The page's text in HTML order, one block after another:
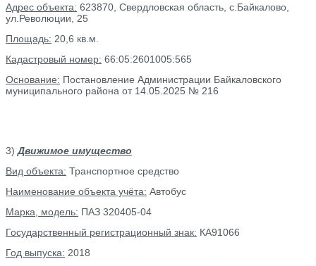
Адрес объекта: 623870, Свердловская область, с.Байкалово,
ул.Революции, 25
Площадь: 20,6 кв.м.
Кадастровый номер: 66:05:2601005:565
Основание: Постановление Администрации Байкаловского
муниципального района от 14.05.2025 № 216
3) Движимое имущество
Вид объекта: Транспортное средство
Наименование объекта учёта: Автобус
Марка, модель: ПАЗ 320405-04
Государственный регистрационный знак: КА91066
Год выпуска: 2018